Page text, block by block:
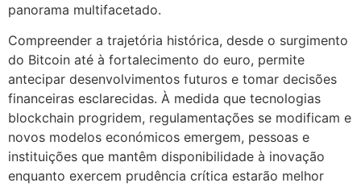
panorama multifacetado.
Compreender a trajetória histórica, desde o surgimento
do Bitcoin até à fortalecimento do euro, permite
antecipar desenvolvimentos futuros e tomar decisões
financeiras esclarecidas. À medida que tecnologias
blockchain progridem, regulamentações se modificam e
novos modelos económicos emergem, pessoas e
instituições que mantêm disponibilidade à inovação
enquanto exercem prudência crítica estarão melhor